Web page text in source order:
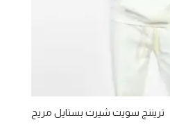
تريننج سويت شيرت بستايل مريح